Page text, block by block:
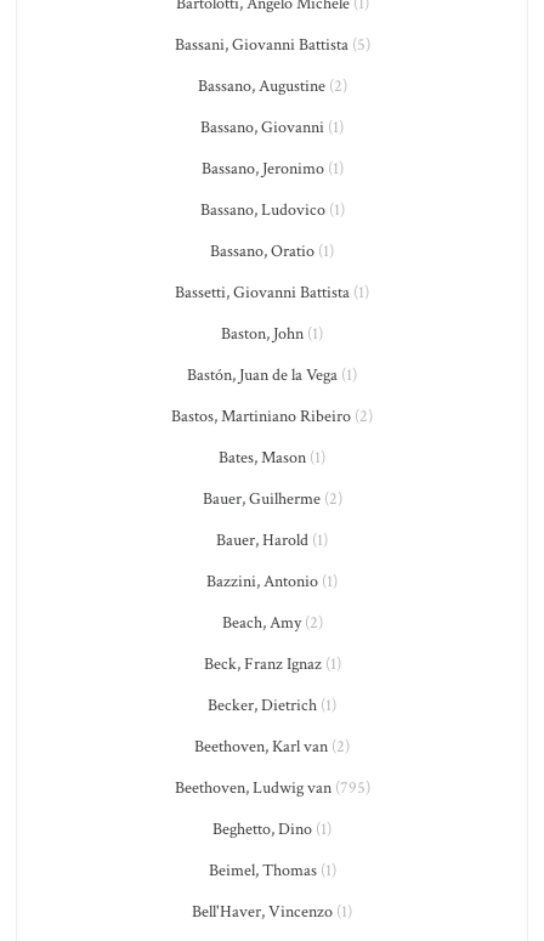
Bassani, Giovanni Battista(5)
Bassano, Augustine(2)
Bassano, Giovanni (1)
Bassano, Jeronimo(1)
Bassano, Ludovico(1)
Bassano, Oratio (1)
Bassetti, Giovanni Battista (1)
Baston, John (1)
Bastón, Juan de la Vega (1)
Bastos, Martiniano Ribeiro (2)
Bates, Mason (1)
Bauer, Guilherme(2)
Bauer, Harold (1)
Bazzini, Antonio (1)
Beach, Amy(2)
Beck, Franz Ignaz(1)
Becker, Dietrich (1)
Beethoven, Karl van (2)
Beethoven, Ludwig van(795)
Beghetto, Dino (1)
Beimel, Thomas(1)
Bell'Haver, Vincenzo (1)